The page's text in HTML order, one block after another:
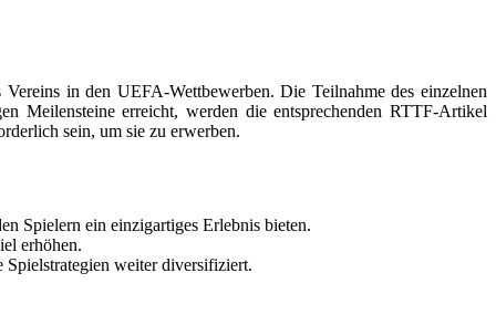
in den UEFA-Wettbewerben. Die Teilnahme des einzelnen
Meilensteine erreicht, werden die entsprechenden RTTF-Artikel
sein, um sie zu erwerben.
Spielern ein einzigartiges Erlebnis bieten.
erhöhen.
Spielstrategien weiter diversifiziert.